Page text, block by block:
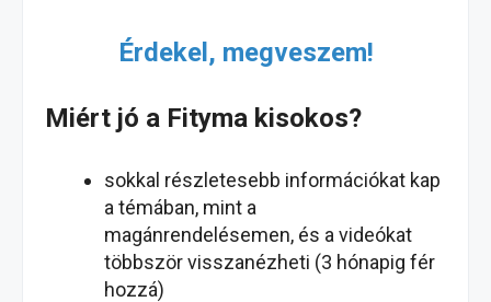
Érdekel, megveszem!
Miért jó a Fityma kisokos?
sokkal részletesebb információkat kap
a témában, mint a
magánrendelésemen, és a videókat
többször visszanézheti (3 hónapig fér
hozzá)